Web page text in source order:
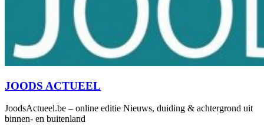
JOODS ACTUEEL
JoodsActueel.be – online editie Nieuws, duiding & achtergrond uit
binnen- en buitenland